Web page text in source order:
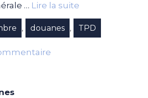
… Lire la suite
, douanes , TPD